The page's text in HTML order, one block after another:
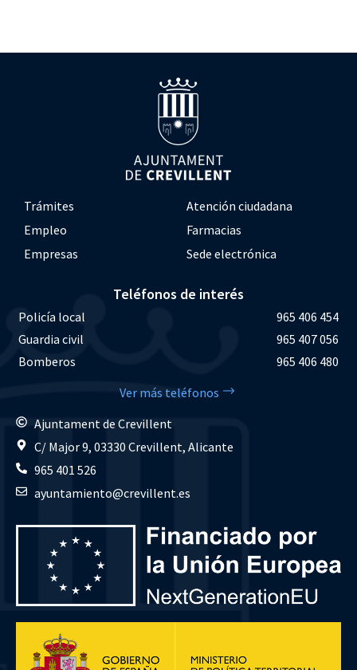
Trámites
Atención ciudadana
Empleo
Farmacias
Empresas
Sede electrónica
Teléfonos de interés
Policía local
965 406 454
Guardia civil
965 407 056
Bomberos
965 406 480
Ver más teléfonos
Ajuntament de Crevillent
C/ Major 9, 03330 Crevillent, Alicante
965 401 526
ayuntamiento@crevillent.es